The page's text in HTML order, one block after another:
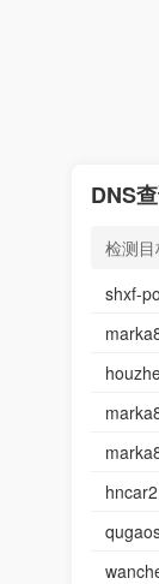
DNS
检测
shxf-